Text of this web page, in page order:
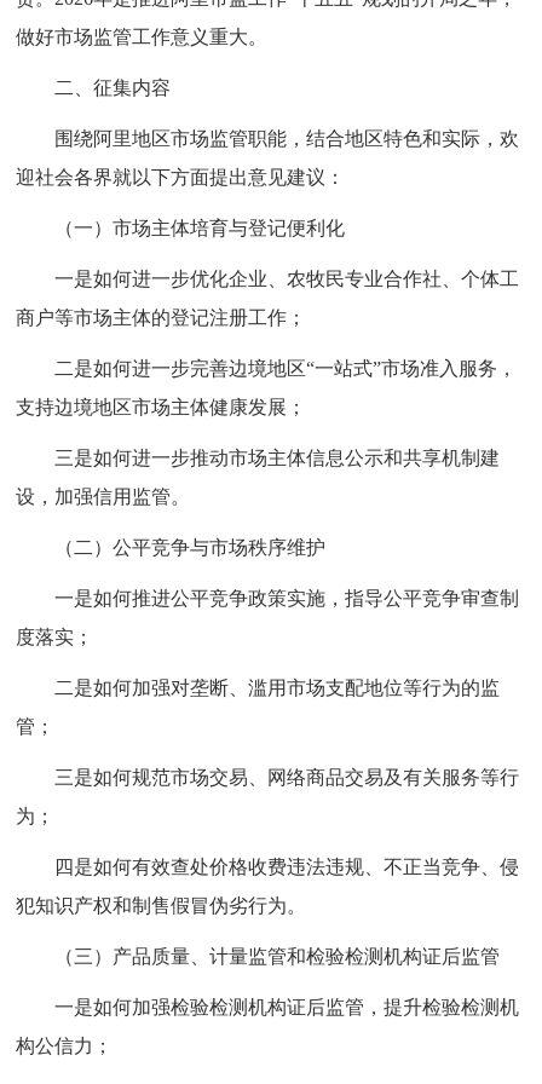
做好市场监管工作意义重大。
二、征集内容
围绕阿里地区市场监管职能，结合地区特色和实际，欢
迎社会各界就以下方面提出意见建议：
（一）市场主体培育与登记便利化
一是如何进一步优化企业、农牧民专业合作社、个体工
商户等市场主体的登记注册工作；
二是如何进一步完善边境地区“一站式”市场准入服务，
支持边境地区市场主体健康发展；
三是如何进一步推动市场主体信息公示和共享机制建
设，加强信用监管。
（二）公平竞争与市场秩序维护
一是如何推进公平竞争政策实施，指导公平竞争审查制
度落实；
二是如何加强对垄断、滥用市场支配地位等行为的监
管；
三是如何规范市场交易、网络商品交易及有关服务等行
为；
四是如何有效查处价格收费违法违规、不正当竞争、侵
犯知识产权和制售假冒伪劣行为。
（三）产品质量、计量监管和检验检测机构证后监管
一是如何加强检验检测机构证后监管，提升检验检测机
构公信力；